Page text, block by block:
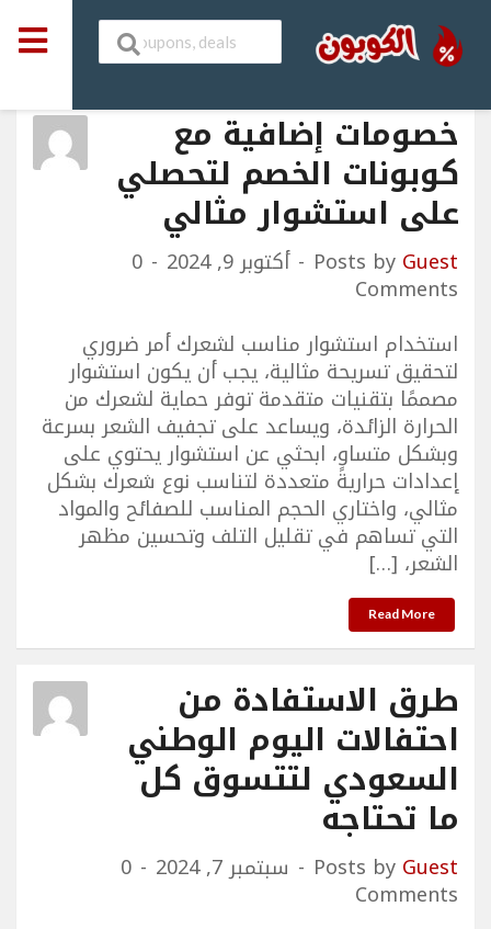
خصومات إضافية مع
كوبونات الخصم لتحصلي
على استشوار مثالي
Posts by Guest أكتوبر 9, 2024 0
Comments
استخدام استشوار مناسب لشعرك أمر ضروري
لتحقيق تسريحة مثالية، يجب أن يكون استشوار
مصممًا بتقنيات متقدمة توفر حماية لشعرك من
الحرارة الزائدة، ويساعد على تجفيف الشعر بسرعة
وبشكل متساوٍ، ابحثي عن استشوار يحتوي على
إعدادات حرارية متعددة لتناسب نوع شعرك بشكل
مثالي، واختاري الحجم المناسب للصفائح والمواد
التي تساهم في تقليل التلف وتحسين مظهر
الشعر، […]
Read More
طرق الاستفادة من
احتفالات اليوم الوطني
السعودي لتتسوق كل
ما تحتاجه
Posts by Guest سبتمبر 7, 2024 0
Comments